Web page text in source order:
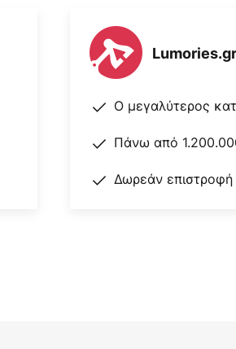
Lumories.gr
Ο μεγαλύτερος
Πάνω από
Δωρεάν